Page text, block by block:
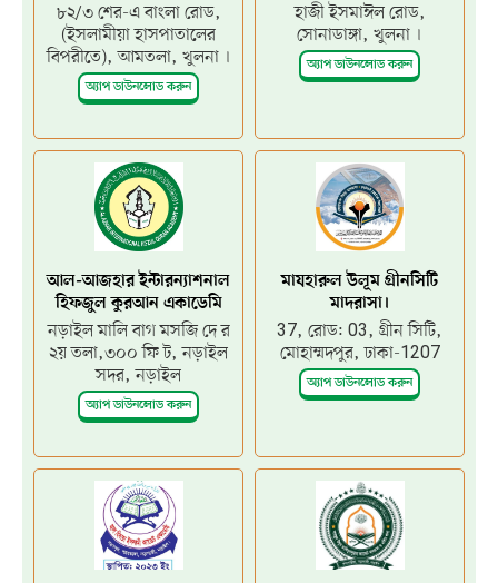
৮২/৩ শের-এ বাংলা রোড,
(ইসলামীয়া হাসপাতালের
বিপরীতে), আমতলা, খুলনা ।
অ্যাপ ডাউনলোড করুন
হাজী ইসমাঈল রোড,
সোনাডাঙ্গা, খুলনা ।
অ্যাপ ডাউনলোড করুন
আল-আজহার ইন্টারন্যাশনাল
হিফজুল কুরআন একাডেমি
নড়াইল মালি বাগ মসজি দে র
২য় তলা,৩০০ ফি ট, নড়াইল
সদর, নড়াইল
অ্যাপ ডাউনলোড করুন
মাযহারুল উলূম গ্রীনসিটি
মাদরাসা।
37, রোড: 03, গ্রীন সিটি,
মোহাম্মদপুর, ঢাকা-1207
অ্যাপ ডাউনলোড করুন